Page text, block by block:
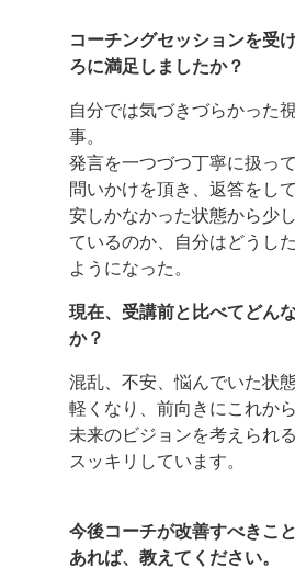
コーチングセッションを受
ろに満足しましたか？
自分では気づきづらかった
事。
発言を一つづつ丁寧に扱って
問いかけを頂き、返答をし
安しかなかった状態から少
ているのか、自分はどうし
ようになった。
現在、受講前と比べてどん
か？
混乱、不安、悩んでいた状
軽くなり、前向きにこれか
未来のビジョンを考えられ
スッキリしています。
今後コーチが改善すべきこ
あれば、教えてください。